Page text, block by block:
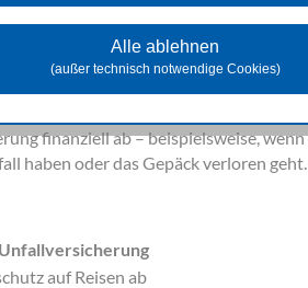
für
finanziell ab – beispielsweise,
haben oder das Gepäck verloren geht.
auf Reisen ab
Nutzung. Damit analysieren wir das Verhalten
und können in weiterer Folge die zur
dienen dazu Marketingaktivitäten zu
Werbepartnern genutzt, um Ihnen sowohl auf
Alle ablehnen
(außer technisch notwendige Cookies)